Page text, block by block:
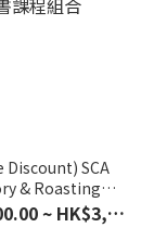
Discount) SCA
& Roasting
感官及烘焙基
書課程組合
HK$3,700.00 ~ HK$3,800.00